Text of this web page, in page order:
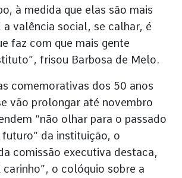
à medida que elas são mais
a valência social, se calhar, é
faz com que mais gente
frisou Barbosa de Melo.
comemorativas dos 50 anos
vão prolongar até novembro
“não olhar para o passado
da instituição, o
comissão executiva destaca,
carinho”, o colóquio sobre a